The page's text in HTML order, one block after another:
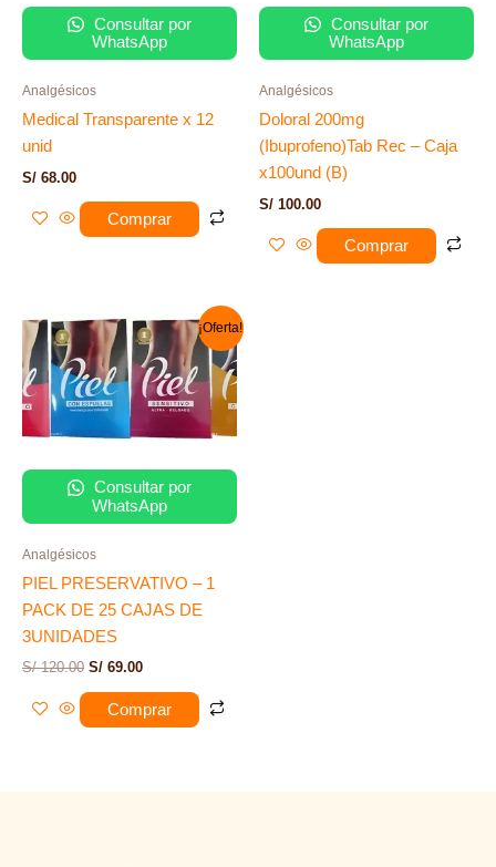
Consultar por
WhatsApp
Analgésicos
Medical Transparente x 12
unid
S/ 68.00
Comprar
Consultar por
WhatsApp
Analgésicos
Doloral 200mg
(Ibuprofeno)Tab Rec – Caja
x100und (B)
S/ 100.00
Comprar
¡Oferta!
Consultar por
WhatsApp
Analgésicos
PIEL PRESERVATIVO – 1
PACK DE 25 CAJAS DE
3UNIDADES
S/120.00
El
precio
original
era:
S/ 120.00.
S/ 69.00
El
precio
actual
es:
S/ 69.00.
Comprar